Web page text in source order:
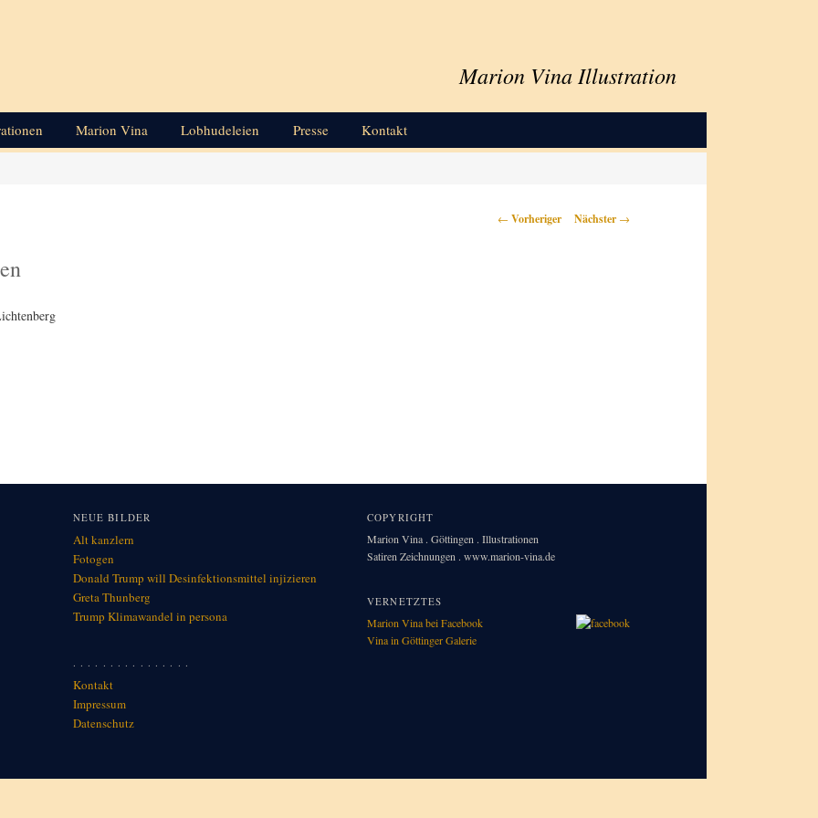
Marion Vina Illustration
Marion Vina Lobhudeleien Presse Kontakt
Beitragsnavigation
← Vorheriger Nächster →
NEUE BILDER
Alt kanzlern
Fotogen
Donald Trump will Desinfektionsmittel injizieren
Greta Thunberg
Trump Klimawandel in per­so­na
. . . . . . . . . . . . . . . .
Kontakt
Impressum
Datenschutz
COPYRIGHT
Marion Vina . Göttingen . Illustrationen
Satiren Zeichnungen . www.marion-vina.de
VERNETZTES
Marion Vina bei Facebook
Vina in Göttinger Galerie